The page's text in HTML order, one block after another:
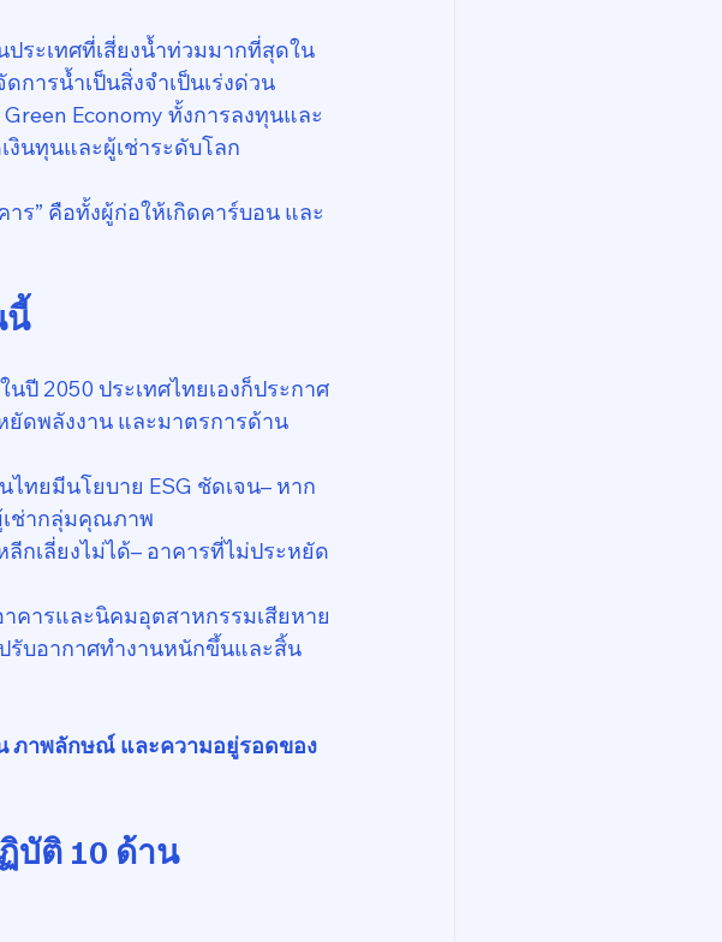
ประเทศที่เสี่ยงน้ำท่วมมากที่สุดใน
การน้ำเป็นสิ่งจำเป็นเร่งด่วน
Economy ทั้งการลงทุนและ
งินทุนและผู้เช่าระดับโลก
ร” คือทั้งผู้ก่อให้เกิดคาร์บอน และ
นี้
ปี 2050 ประเทศไทยเองก็ประกาศ
ยัดพลังงาน และมาตรการด้าน
ทยมีนโยบาย ESG ชัดเจน– หาก
เช่ากลุ่มคุณภาพ
กเลี่ยงไม่ได้– อาคารที่ไม่ประหยัด
คารและนิคมอุตสาหกรรมเสียหาย
รับอากาศทำงานหนักขึ้นและสิ้น
น ภาพลักษณ์ และความอยู่รอดของ
บัติ 10 ด้าน